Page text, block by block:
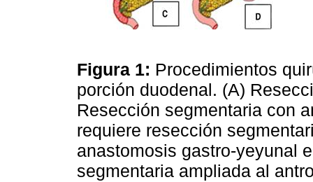
Figura 1: Procedimientos
porción duodenal. (A)
Resección segmentaria con
requiere resección
anastomosis gastro-yeyunal
segmentaria ampliada al